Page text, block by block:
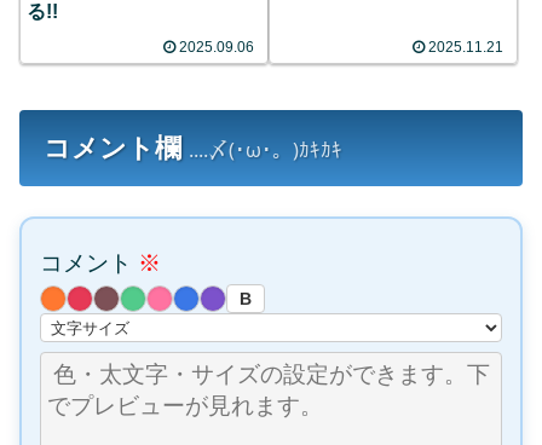
る!!
2025.09.06 2025.11.21
コメント欄 ....〆(･ω･。)ｶｷｶｷ
コメント ※
B